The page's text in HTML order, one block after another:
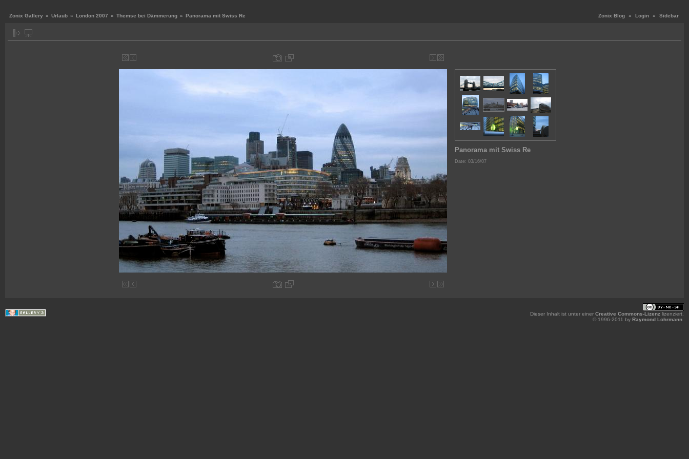
Zonix Blog « Login « Sidebar
Zonix Gallery » Urlaub » London 2007 » Themse bei Dämmerung » Panorama mit Swiss Re
Panorama mit Swiss Re
Date: 03/16/07
Dieser Inhalt ist unter einer Creative Commons-Lizenz lizenziert.
© 1996-2011 by Raymond Lohrmann